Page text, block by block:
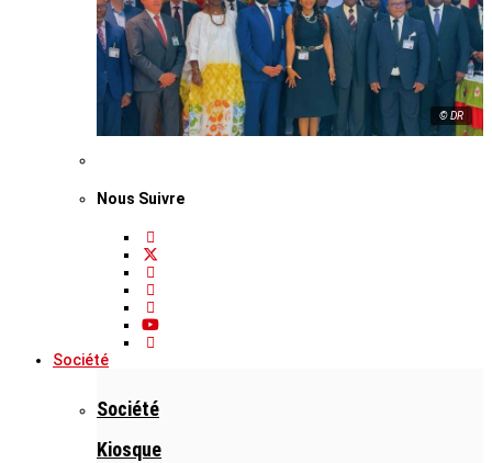
© DR
Nous Suivre
Société
Société
Kiosque